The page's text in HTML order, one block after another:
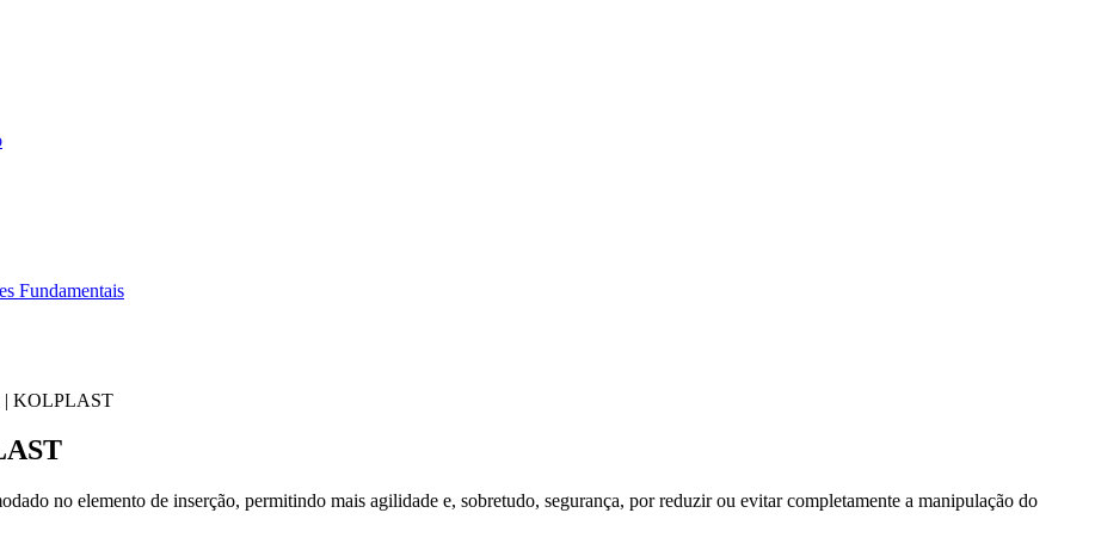
Fundamentais
KOLPLAST
no elemento de inserção, permitindo mais agilidade e, sobretudo, segurança, por reduzir ou evitar completamente a manipulação do